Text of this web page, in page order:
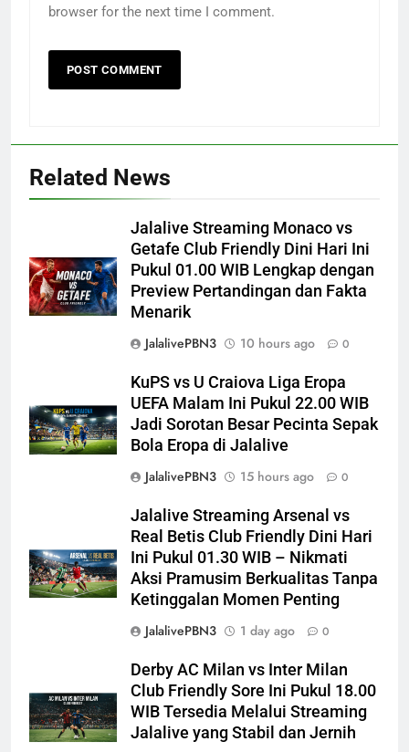
browser for the next time I comment.
Related News
Jalalive Streaming Monaco vs
Getafe Club Friendly Dini Hari Ini
Pukul 01.00 WIB Lengkap dengan
Preview Pertandingan dan Fakta
Menarik
JalalivePBN3
10 hours ago 0
KuPS vs U Craiova Liga Eropa
UEFA Malam Ini Pukul 22.00 WIB
Jadi Sorotan Besar Pecinta Sepak
Bola Eropa di Jalalive
JalalivePBN3
15 hours ago 0
Jalalive Streaming Arsenal vs
Real Betis Club Friendly Dini Hari
Ini Pukul 01.30 WIB – Nikmati
Aksi Pramusim Berkualitas Tanpa
Ketinggalan Momen Penting
JalalivePBN3
1 day ago 0
Derby AC Milan vs Inter Milan
Club Friendly Sore Ini Pukul 18.00
WIB Tersedia Melalui Streaming
Jalalive yang Stabil dan Jernih